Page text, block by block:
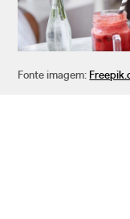
Fonte imagem: